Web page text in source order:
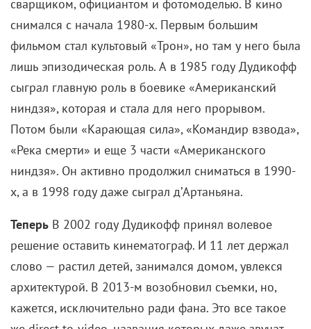
9 августа 2026
Американская «Игра в кальмара» отменяется
Лука Гуаданьино получит награду за вклад в
кинематограф
8 августа 2026
Чемпионат «АртМастерс» объявил
победителей юниорского сезона